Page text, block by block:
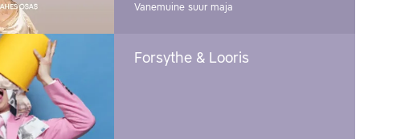
Vanemuine suur maja
Forsythe & Looris